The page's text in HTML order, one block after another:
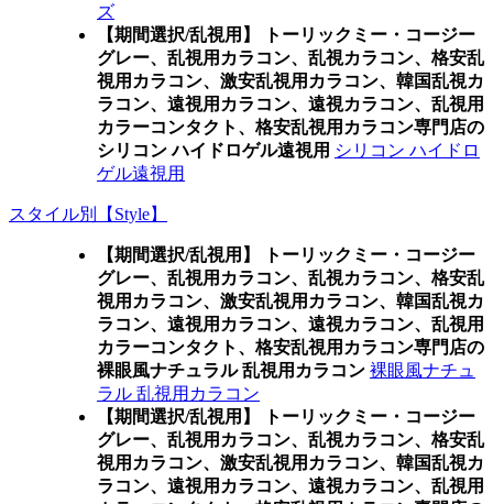
ズ
【期間選択/乱視用】 トーリックミー・コージー
グレー、乱視用カラコン、乱視カラコン、格安乱
視用カラコン、激安乱視用カラコン、韓国乱視カ
ラコン、遠視用カラコン、遠視カラコン、乱視用
カラーコンタクト、格安乱視用カラコン専門店の
シリコン ハイドロゲル遠視用 シリコン ハイドロ
ゲル遠視用
スタイル別【Style】
【期間選択/乱視用】 トーリックミー・コージー
グレー、乱視用カラコン、乱視カラコン、格安乱
視用カラコン、激安乱視用カラコン、韓国乱視カ
ラコン、遠視用カラコン、遠視カラコン、乱視用
カラーコンタクト、格安乱視用カラコン専門店の
裸眼風ナチュラル 乱視用カラコン 裸眼風ナチュ
ラル 乱視用カラコン
【期間選択/乱視用】 トーリックミー・コージー
グレー、乱視用カラコン、乱視カラコン、格安乱
視用カラコン、激安乱視用カラコン、韓国乱視カ
ラコン、遠視用カラコン、遠視カラコン、乱視用